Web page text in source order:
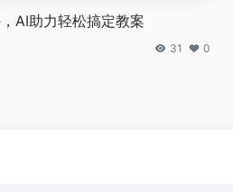
AI助力轻松搞定教案
31 0